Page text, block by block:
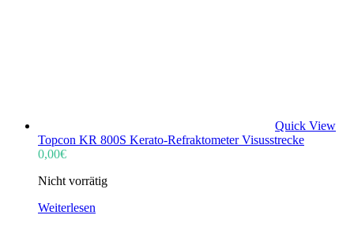
Quick View
Topcon KR 800S Kerato-Refraktometer Visusstrecke
0,00€
Nicht vorrätig
Weiterlesen